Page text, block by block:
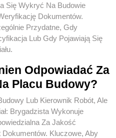
Się Wykryć Na Budowie
Dokumentów.
Przydatne, Gdy
Lub Gdy Pojawiają Się
Odpowiadać Za
Placu Budowy?
Lub Kierownik Robót, Ale
Brygadzista Wykonuje
Za Jakość
Kluczowe, Aby